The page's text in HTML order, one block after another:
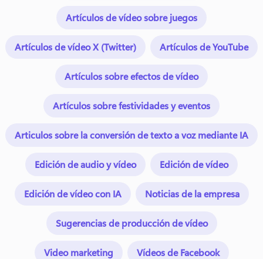
Artículos de vídeo sobre juegos
Artículos de vídeo X (Twitter) Artículos de YouTube
Artículos sobre efectos de vídeo
Artículos sobre festividades y eventos
Articulos sobre la conversión de texto a voz mediante IA
Edición de audio y vídeo Edición de vídeo
Edición de vídeo con IA Noticias de la empresa
Sugerencias de producción de vídeo
Video marketing Vídeos de Facebook